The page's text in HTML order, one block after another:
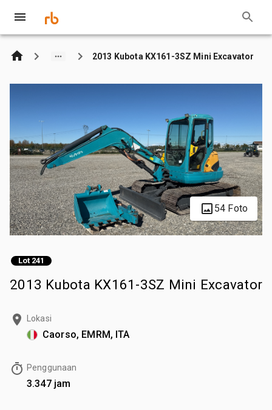
2013 Kubota KX161-3SZ Mini Excavator
54 Foto
Lot 241
2013 Kubota KX161-3SZ Mini Excavator
Lokasi
Caorso, EMRM, ITA
Penggunaan
3.347 jam